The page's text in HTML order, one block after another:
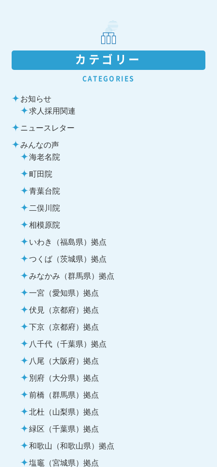
カテゴリー
CATEGORIES
お知らせ
求人採用関連
ニュースレター
みんなの声
海老名院
町田院
青葉台院
二俣川院
相模原院
いわき（福島県）拠点
つくば（茨城県）拠点
みなかみ（群馬県）拠点
一宮（愛知県）拠点
伏見（京都府）拠点
下京（京都府）拠点
八千代（千葉県）拠点
八尾（大阪府）拠点
別府（大分県）拠点
前橋（群馬県）拠点
北杜（山梨県）拠点
緑区（千葉県）拠点
和歌山（和歌山県）拠点
塩竈（宮城県）拠点